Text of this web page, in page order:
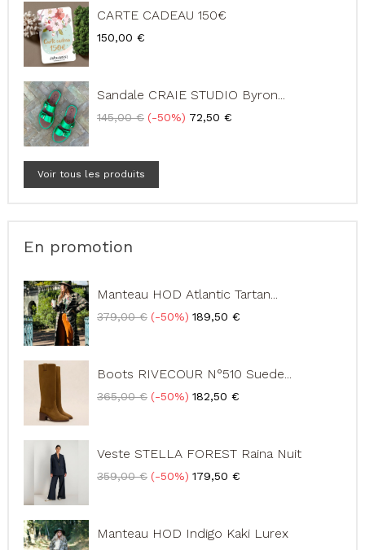
CARTE CADEAU 150€
Prix
150,00 €
Sandale CRAIE STUDIO Byron...
Prix
145,00 € -50% Prix
72,50 €
Voir tous les produits
En promotion
Manteau HOD Atlantic Tartan...
Prix
379,00 € -50% Prix
189,50 €
Boots RIVECOUR N°510 Suede...
Prix
365,00 € -50% Prix
182,50 €
Veste STELLA FOREST Raina Nuit
Prix
359,00 € -50% Prix
179,50 €
Manteau HOD Indigo Kaki Lurex